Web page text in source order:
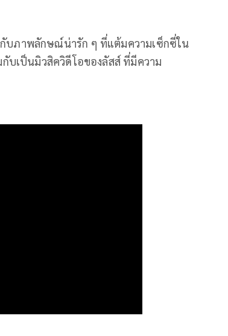
บภาพลักษณ์น่ารัก ๆ ที่แต้มความเซ็กซี่ใน
บเป็นมิวสิควิดีโอของลัสส์ ที่มีความ